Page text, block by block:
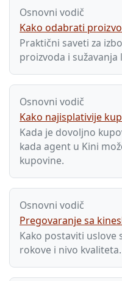
Osnovni vodič
Kako odabrati
Praktični saveti za
proizvoda i sužavanja
Osnovni vodič
Kako najisplativije
Kada je dovoljno
kada agent u Kini
kupovine.
Osnovni vodič
Pregovaranje sa
Kako postaviti uslove
rokove i nivo kvaliteta.